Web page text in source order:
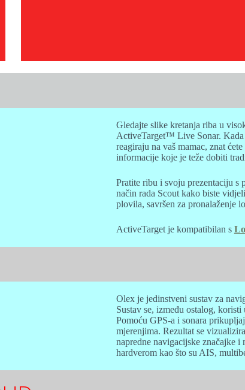
Gledajte slike kretanja riba u
ActiveTarget™ Live Sonar. Kada
reagiraju na vaš mamac, znat
informacije koje je teže dobiti
Pratite ribu i svoju prezentaciju
način rada Scout kako biste
plovila, savršen za pronalaženje
ActiveTarget je kompatibilan s
Olex je jedinstveni sustav za
Sustav se, između ostalog,
Pomoću GPS-a i sonara
mjerenjima. Rezultat se
napredne navigacijske značajke
hardverom kao što su AIS,